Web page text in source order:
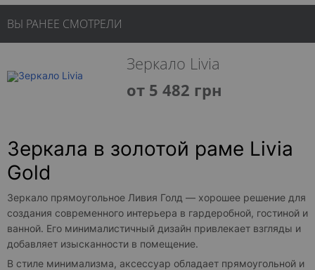
ВЫ РАНЕЕ СМОТРЕЛИ
Зеркало Livia
от 5 482 грн
Зеркала в золотой раме Livia
Gold
Зеркало прямоугольное Ливия Голд — хорошее решение для
создания современного интерьера в гардеробной, гостиной и
ванной. Его минималистичный дизайн привлекает взгляды и
добавляет изысканности в помещение.
В стиле минимализма, аксессуар обладает прямоугольной и